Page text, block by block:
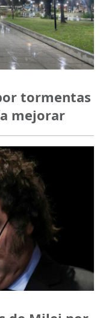
tormentas
mejorar